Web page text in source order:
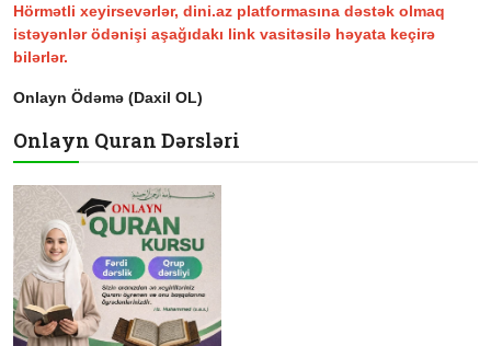
Hörmətli xeyirsevərlər, dini.az platformasına dəstək olmaq
istəyənlər ödənişi aşağıdakı link vasitəsilə həyata keçirə
bilərlər.
Onlayn Ödəmə (Daxil OL)
Onlayn Quran Dərsləri